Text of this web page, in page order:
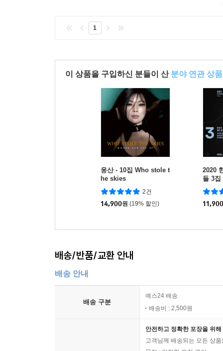
1
이 상품을 구입하신 분들이 산 분야 연관 상품
웅산 - 10집 Who stole t
he skies
2건
14,900원 (19% 할인)
2020
들 3집
11,900
배송/반품/교환 안내
배송 안내
배송 구분
예스24 배송
배송비 : 2,500원
안전하고 정확한 포장을 위
고객님께 배송되는 모든 상